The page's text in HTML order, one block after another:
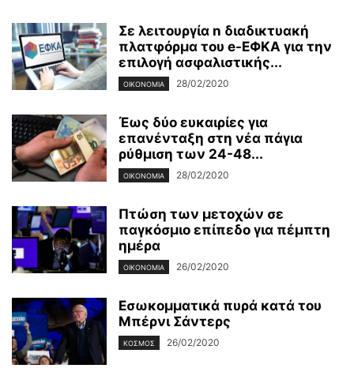
Σε λειτουργία n διαδικτυακή
πλατφόρμα του e-ΕΦΚΑ για την
επιλογή ασφαλιστικής...
ΟΙΚΟΝΟΜΊΑ 28/02/2020
Έως δύο ευκαιρίες για
επανένταξη στη νέα πάγια
ρύθμιση των 24-48...
ΟΙΚΟΝΟΜΊΑ 28/02/2020
Πτώση των μετοχών σε
παγκόσμιο επίπεδο για πέμπτη
ημέρα
ΟΙΚΟΝΟΜΊΑ 26/02/2020
Εσωκομματικά πυρά κατά του
Μπέρνι Σάντερς
ΚΌΣΜΟΣ 26/02/2020